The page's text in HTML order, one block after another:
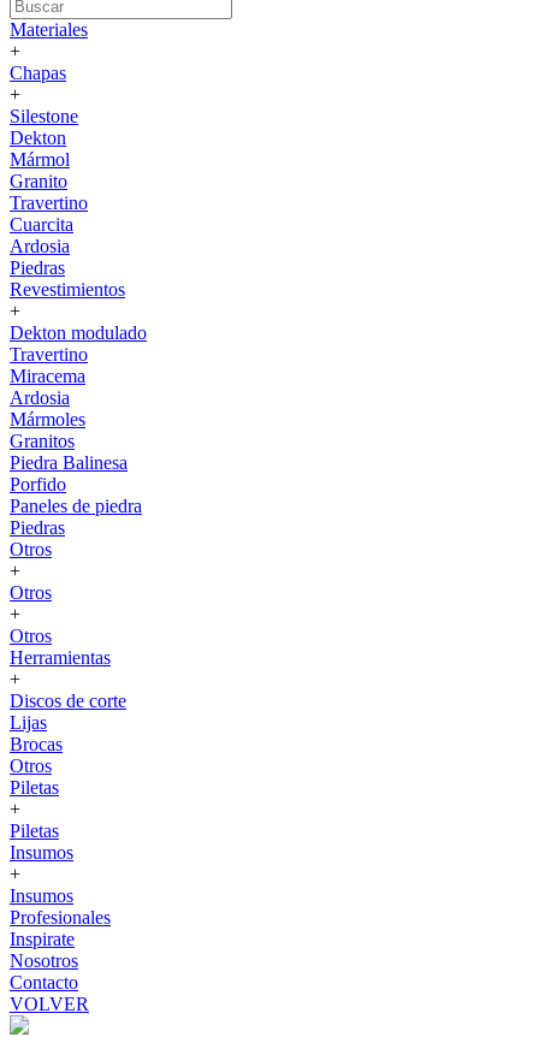
Materiales
+
Chapas
+
Silestone
Dekton
Mármol
Granito
Travertino
Cuarcita
Ardosia
Piedras
Revestimientos
+
Dekton modulado
Travertino
Miracema
Ardosia
Mármoles
Granitos
Piedra Balinesa
Porfido
Paneles de piedra
Piedras
Otros
+
Otros
+
Otros
Herramientas
+
Discos de corte
Lijas
Brocas
Otros
Piletas
+
Piletas
Insumos
+
Insumos
Profesionales
Inspirate
Nosotros
Contacto
VOLVER